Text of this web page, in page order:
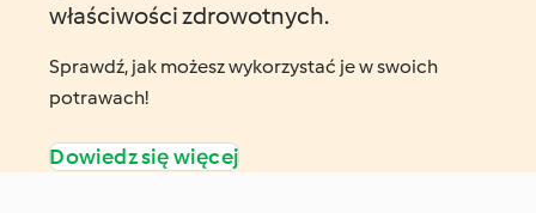
właściwości zdrowotnych.
Sprawdź, jak możesz wykorzystać je w swoich
potrawach!
Dowiedz się więcej